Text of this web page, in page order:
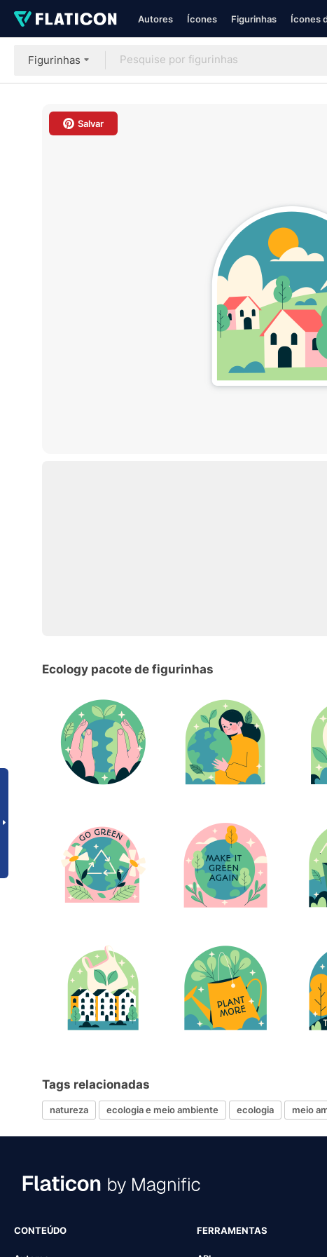
Autores Ícones Figurinhas Ícones
Figurinhas
Salvar
Ecology pacote de figurinhas
Tags relacionadas
natureza ecologia e meio ambiente ecologia meio
CONTEÚDO FERRAMENTAS